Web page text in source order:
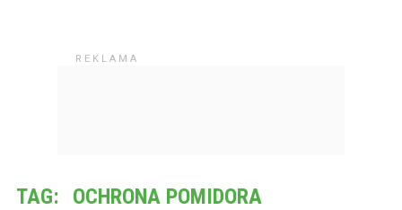
TAG: OCHRONA POMIDORA